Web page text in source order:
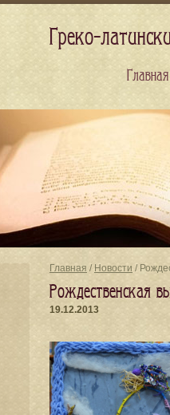
Главная / Новости /
Рождественская
19.12.2013
Греко-
Главная